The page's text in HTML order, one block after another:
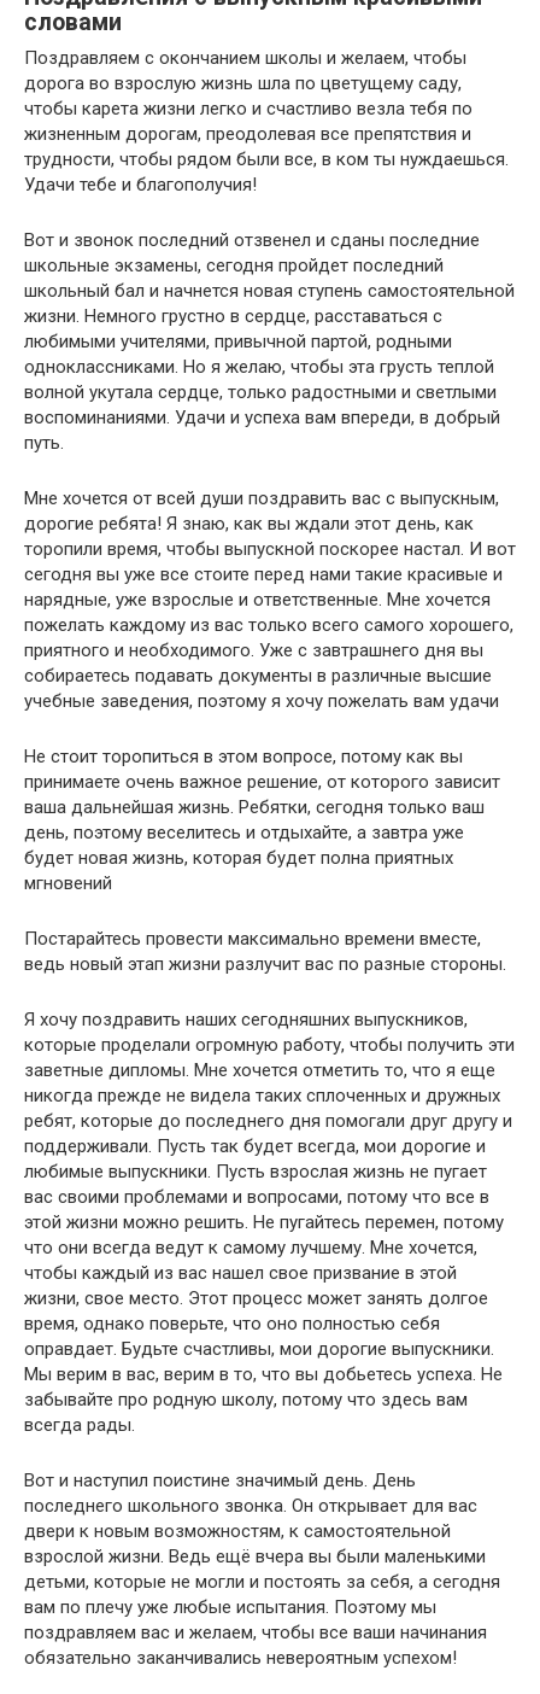
словами
Поздравляем с окончанием школы и желаем, чтобы
дорога во взрослую жизнь шла по цветущему саду,
чтобы карета жизни легко и счастливо везла тебя по
жизненным дорогам, преодолевая все препятствия и
трудности, чтобы рядом были все, в ком ты нуждаешься.
Удачи тебе и благополучия!
Вот и звонок последний отзвенел и сданы последние
школьные экзамены, сегодня пройдет последний
школьный бал и начнется новая ступень самостоятельной
жизни. Немного грустно в сердце, расставаться с
любимыми учителями, привычной партой, родными
одноклассниками. Но я желаю, чтобы эта грусть теплой
волной укутала сердце, только радостными и светлыми
воспоминаниями. Удачи и успеха вам впереди, в добрый
путь.
Мне хочется от всей души поздравить вас с выпускным,
дорогие ребята! Я знаю, как вы ждали этот день, как
торопили время, чтобы выпускной поскорее настал. И вот
сегодня вы уже все стоите перед нами такие красивые и
нарядные, уже взрослые и ответственные. Мне хочется
пожелать каждому из вас только всего самого хорошего,
приятного и необходимого. Уже с завтрашнего дня вы
собираетесь подавать документы в различные высшие
учебные заведения, поэтому я хочу пожелать вам удачи
Не стоит торопиться в этом вопросе, потому как вы
принимаете очень важное решение, от которого зависит
ваша дальнейшая жизнь. Ребятки, сегодня только ваш
день, поэтому веселитесь и отдыхайте, а завтра уже
будет новая жизнь, которая будет полна приятных
мгновений
Постарайтесь провести максимально времени вместе,
ведь новый этап жизни разлучит вас по разные стороны.
Я хочу поздравить наших сегодняшних выпускников,
которые проделали огромную работу, чтобы получить эти
заветные дипломы. Мне хочется отметить то, что я еще
никогда прежде не видела таких сплоченных и дружных
ребят, которые до последнего дня помогали друг другу и
поддерживали. Пусть так будет всегда, мои дорогие и
любимые выпускники. Пусть взрослая жизнь не пугает
вас своими проблемами и вопросами, потому что все в
этой жизни можно решить. Не пугайтесь перемен, потому
что они всегда ведут к самому лучшему. Мне хочется,
чтобы каждый из вас нашел свое призвание в этой
жизни, свое место. Этот процесс может занять долгое
время, однако поверьте, что оно полностью себя
оправдает. Будьте счастливы, мои дорогие выпускники.
Мы верим в вас, верим в то, что вы добьетесь успеха. Не
забывайте про родную школу, потому что здесь вам
всегда рады.
Вот и наступил поистине значимый день. День
последнего школьного звонка. Он открывает для вас
двери к новым возможностям, к самостоятельной
взрослой жизни. Ведь ещё вчера вы были маленькими
детьми, которые не могли и постоять за себя, а сегодня
вам по плечу уже любые испытания. Поэтому мы
поздравляем вас и желаем, чтобы все ваши начинания
обязательно заканчивались невероятным успехом!